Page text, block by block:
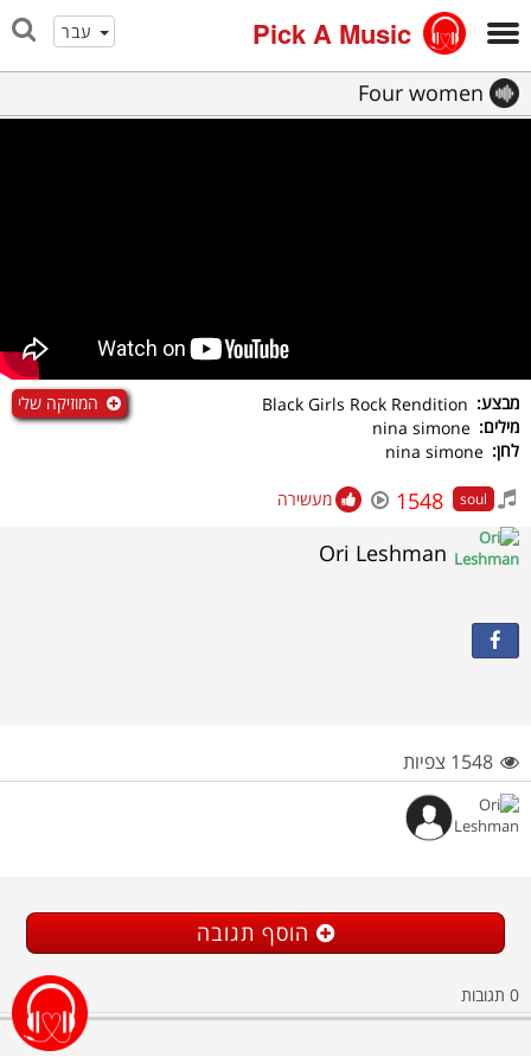
עבר Pick A Music
Four women
מבצע: Black Girls Rock Rendition
מילים: nina simone
לחן: nina simone
המוזיקה שלי
soul
1548 מעשירה
Ori Leshman
1548 צפיות
הוסף תגובה
0 תגובות